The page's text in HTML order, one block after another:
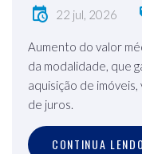
22 jul, 2026
Aumento do valor
da modalidade, que
aquisição de
de juros.
CONTINUA LENDO